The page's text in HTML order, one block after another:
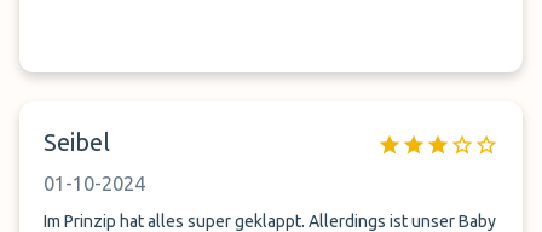
Seibel
01-10-2024
Im Prinzip hat alles super geklappt. Allerdings ist unser Baby